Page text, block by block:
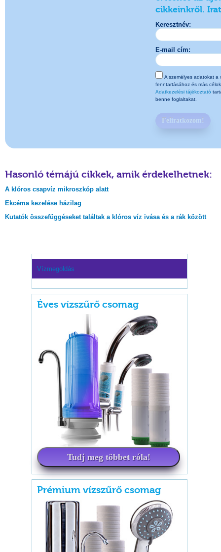
cikkeinkről.
Keresztnév:
E-mail cím:
A személyes adatokat a
fenntartásához és más
Adatkezelési tájékoztató
benne foglaltakat.
Feliratkozom!
Hasonló témájú cikkek, amik érdekelhetnek:
A klóros csapvíz mikroszkóp alatt
Ekcéma kezelése házilag
Kutatók összefüggéseket találtak a klóros víz ivása és a rák között
Vízmegoldás
Éves vízszűrő csomag
Tudj meg többet róla!
Prémium vízszűrő csomag